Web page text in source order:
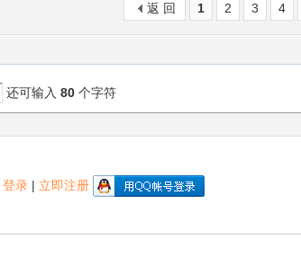
1 2 3 4
返 回
还可输入 80 个字符
登录 | 立即注册